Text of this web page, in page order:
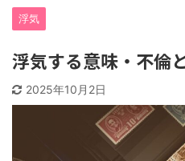
浮気
浮気する意味・不倫
2025年10月2日